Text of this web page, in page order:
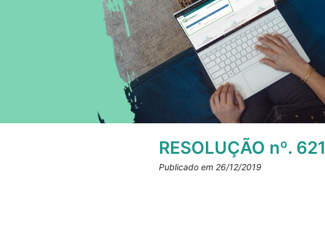
RESOLUÇÃO nº.
Publicado em 26/12/2019